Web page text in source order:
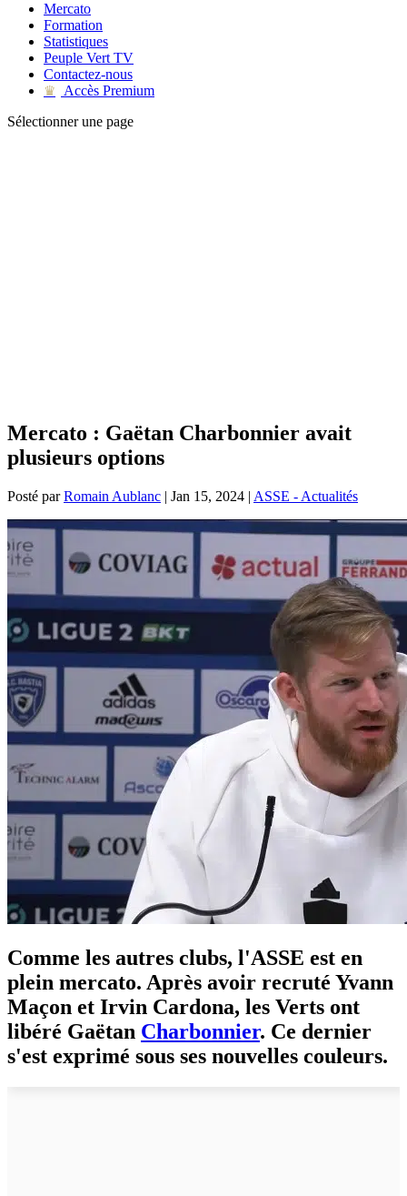
Mercato
Formation
Statistiques
Peuple Vert TV
Contactez-nous
♛
Accès Premium
Sélectionner une page
Mercato : Gaëtan Charbonnier avait
plusieurs options
Posté parRomain Aublanc | Jan 15, 2024 | ASSE - Actualités
Comme les autres clubs, l'ASSE est en
plein mercato. Après avoir recruté Yvann
Maçon et Irvin Cardona, les Verts ont
libéré Gaëtan Charbonnier. Ce dernier
s'est exprimé sous ses nouvelles couleurs.